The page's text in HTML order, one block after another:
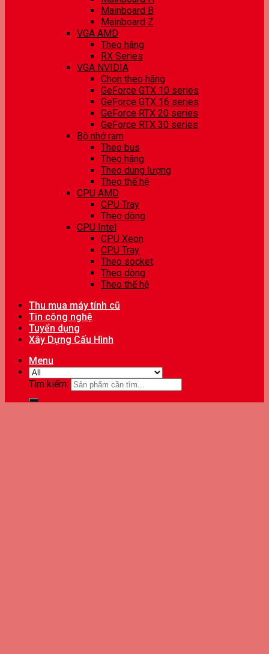
Mainboard B
Mainboard Z
VGA AMD
Theo hãng
RX Series
VGA NVIDIA
Chọn theo hãng
GeForce GTX 10 series
GeForce GTX 16 series
GeForce RTX 20 series
GeForce RTX 30 series
Bộ nhớ ram
Theo bus
Theo hãng
Theo dung lượng
Theo thế hệ
CPU AMD
CPU Tray
Theo dòng
CPU Intel
CPU Xeon
CPU Tray
Theo socket
Theo dòng
Theo thế hệ
Thu mua máy tính cũ
Tin công nghệ
Tuyển dụng
Xây Dựng Cấu Hình
Menu
Tìm kiếm: